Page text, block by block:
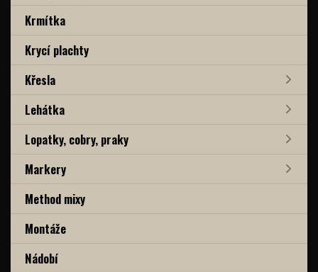
Krmítka
Krycí plachty
Křesla
Lehátka
Lopatky, cobry, praky
Markery
Method mixy
Montáže
Nádobí